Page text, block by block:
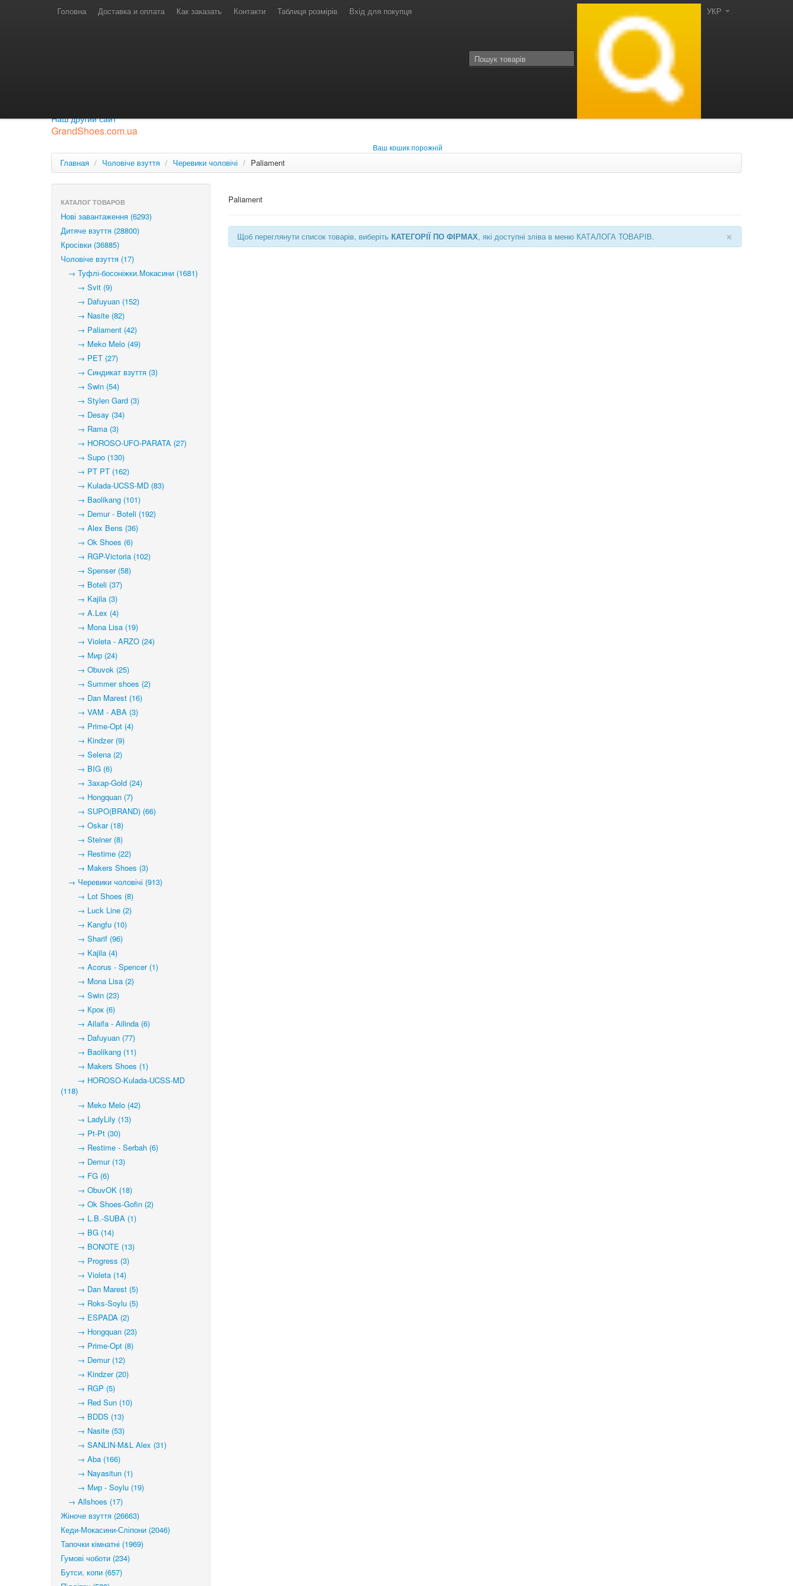
Головна Доставка и оплата Как заказать Контакти Таблиця розмірів Вхід для покупця УКР
Лайф: (063) 527-76-88 МТС: (050) 967-41-33
Наш другий сайт
GrandShoes.com.ua
Ваш кошик порожній
Главная / Чоловіче взуття / Черевики чоловічі / Paliament
КАТАЛОГ ТОВАРОВ
Нові завантаження (6293)
Дитяче взуття (28800)
Кросівки (36885)
Чоловіче взуття (17)
→ Туфлі-босоніжки.Мокасини (1681)
→ Svit (9)
→ Dafuyuan (152)
→ Nasite (82)
→ Paliament (42)
→ Meko Melo (49)
→ PET (27)
→ Синдикат взуття (3)
→ Swin (54)
→ Stylen Gard (3)
→ Desay (34)
→ Rama (3)
→ HOROSO-UFO-PARATA (27)
→ Supo (130)
→ PT PT (162)
→ Kulada-UCSS-MD (83)
→ Baolikang (101)
→ Demur - Boteli (192)
→ Alex Bens (36)
→ Ok Shoes (6)
→ RGP-Victoria (102)
→ Spenser (58)
→ Boteli (37)
→ Kajila (3)
→ A.Lex (4)
→ Mona Lisa (19)
→ Violeta - ARZO (24)
→ Мир (24)
→ Obuvok (25)
→ Summer shoes (2)
→ Dan Marest (16)
→ VAM - ABA (3)
→ Prime-Opt (4)
→ Kindzer (9)
→ Selena (2)
→ BIG (6)
→ Захар-Gold (24)
→ Hongquan (7)
→ SUPO(BRAND) (66)
→ Oskar (18)
→ Steiner (8)
→ Restime (22)
→ Makers Shoes (3)
→ Черевики чоловічі (913)
→ Lot Shoes (8)
→ Luck Line (2)
→ Kangfu (10)
→ Sharif (96)
→ Kajila (4)
→ Acorus - Spencer (1)
→ Mona Lisa (2)
→ Swin (23)
→ Крок (6)
→ Ailaifa - Ailinda (6)
→ Dafuyuan (77)
→ Baolikang (11)
→ Makers Shoes (1)
→ HOROSO-Kulada-UCSS-MD
(118)
→ Meko Melo (42)
→ LadyLily (13)
→ Pt-Pt (30)
→ Restime - Serbah (6)
→ Demur (13)
→ FG (6)
→ ObuvOK (18)
→ Ok Shoes-Gofin (2)
→ L.B.-SUBA (1)
→ BG (14)
→ BONOTE (13)
→ Progress (3)
→ Violeta (14)
→ Dan Marest (5)
→ Roks-Soylu (5)
→ ESPADA (2)
→ Hongquan (23)
→ Prime-Opt (8)
→ Demur (12)
→ Kindzer (20)
→ RGP (5)
→ Red Sun (10)
→ BDDS (13)
→ Nasite (53)
→ SANLIN-M&L Alex (31)
→ Aba (166)
→ Nayasitun (1)
→ Мир - Soylu (19)
→ Allshoes (17)
Жіноче взуття (26663)
Кеди-Мокасини-Сліпони (2046)
Тапочки кімнатні (1969)
Гумові чоботи (234)
Бутси, копи (657)
Paliament
×
Щоб переглянути список товарів, виберіть КАТЕГОРІЇ ПО ФІРМАХ, які доступні зліва в меню КАТАЛОГА ТОВАРІВ.